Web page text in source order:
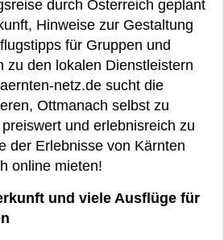
durch Österreich geplant
Hinweise zur Gestaltung
für Gruppen und
zu den lokalen Dienstleistern
netz.de sucht die
Ottmanach selbst zu
und erlebnisreich zu
der Erlebnisse von Kärnten
online mieten!
und viele Ausflüge für